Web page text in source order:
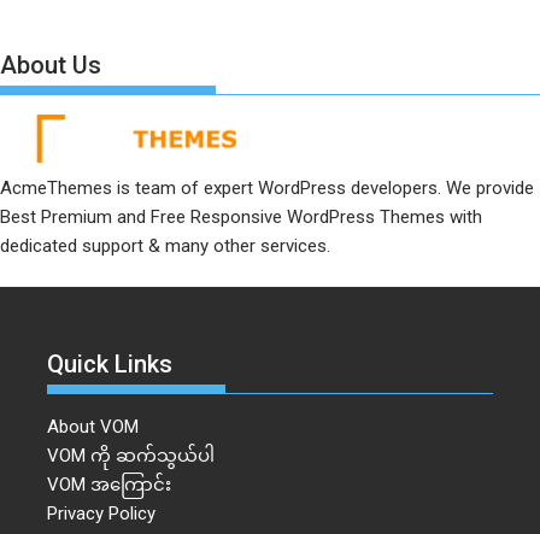
About Us
AcmeThemes is team of expert WordPress developers. We provide
Best Premium and Free Responsive WordPress Themes with
dedicated support & many other services.
Quick Links
About VOM
VOM ကို ဆက်သွယ်ပါ
VOM အကြောင်း
Privacy Policy